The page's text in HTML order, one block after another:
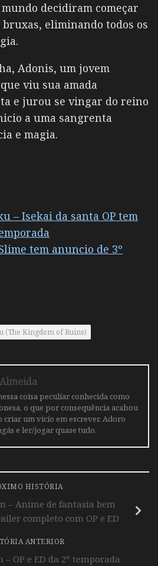
decidiram começar
eliminando todos os
Adonis, um jovem
viu sua amada
e jurou se vingar do reino
a uma sangrenta
e magia.
– Isekai da santa OP tem
tem anuncio de 3º
(The Kingdom of Ruins)
coisa peculiar conhecida como
o que por consequência acabou
criar um vicio em escrever. Adoro
e ler/jogar quase tudo.
HISTÓRIA
– Anime de fantasia bem
completo com OP e ED
ANTERIOR
– OP e ED da 2º temporada